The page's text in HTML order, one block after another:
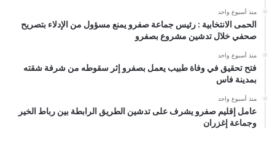
منذ أسبوع واحد
الحمى الانتخابية : رئيس جماعة صفرو يمنع مسؤول من الإدلاء بتصريح
صحفي خلال تدشين مشروع بصفرو
منذ أسبوع واحد
فتح تحقيق في وفاة طبيب يعمل بصفرو إثر سقوطه من شرفة شقته
بمدينة فاس
منذ أسبوع واحد
عامل إقليم صفرو يشرف على تدشين الطريق الرابطة بين رباط الخير
وجماعة إغزران